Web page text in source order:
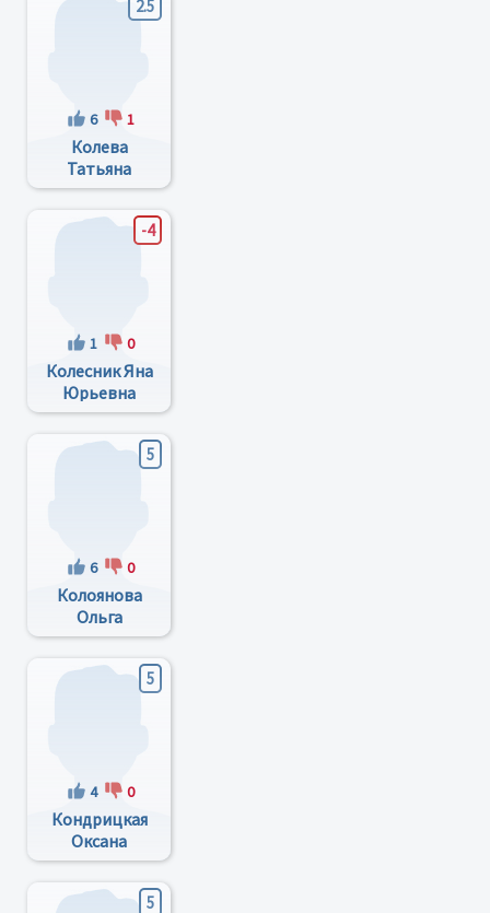
2.5
6 1
Колева
Татьяна
Викторовна
-4
1 0
Колесник Яна
Юрьевна
5
6 0
Колоянова
Ольга
Геннадиевна
5
4 0
Кондрицкая
Оксана
Ивановна
5